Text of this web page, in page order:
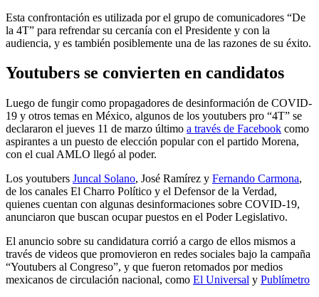
Esta confrontación es utilizada por el grupo de comunicadores “De
la 4T” para refrendar su cercanía con el Presidente y con la
audiencia, y es también posiblemente una de las razones de su éxito.
Youtubers se convierten en candidatos
Luego de fungir como propagadores de desinformación de COVID-
19 y otros temas en México, algunos de los youtubers pro “4T” se
declararon el jueves 11 de marzo último a través de Facebook como
aspirantes a un puesto de elección popular con el partido Morena,
con el cual AMLO llegó al poder.
Los youtubers Juncal Solano, José Ramírez y Fernando Carmona,
de los canales El Charro Político y el Defensor de la Verdad,
quienes cuentan con algunas desinformaciones sobre COVID-19,
anunciaron que buscan ocupar puestos en el Poder Legislativo.
El anuncio sobre su candidatura corrió a cargo de ellos mismos a
través de videos que promovieron en redes sociales bajo la campaña
“Youtubers al Congreso”, y que fueron retomados por medios
mexicanos de circulación nacional, como El Universal y Publímetro